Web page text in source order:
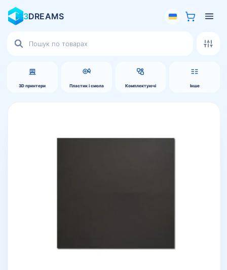
3DREAMS
3D принтери Пластик і смола Комплектуючі Інше
товарів